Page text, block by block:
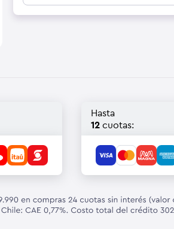
Hasta
12 cuotas: